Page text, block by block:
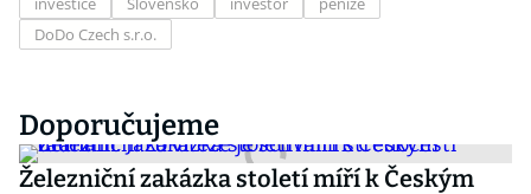
DoDo Czech s.r.o.
Doporučujeme
Železniční zakázka století míří k Českým